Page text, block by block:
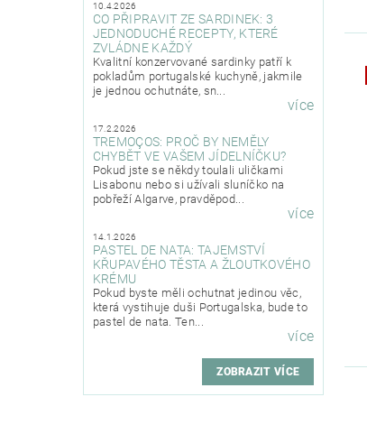
10.4.2026
CO PŘIPRAVIT ZE SARDINEK: 3
JEDNODUCHÉ RECEPTY, KTERÉ
ZVLÁDNE KAŽDÝ
Kvalitní konzervované sardinky patří k
pokladům portugalské kuchyně, jakmile
je jednou ochutnáte, sn...
více
17.2.2026
TREMOÇOS: PROČ BY NEMĚLY
CHYBĚT VE VAŠEM JÍDELNÍČKU?
Pokud jste se někdy toulali uličkami
Lisabonu nebo si užívali sluníčko na
pobřeží Algarve, pravděpod...
více
14.1.2026
PASTEL DE NATA: TAJEMSTVÍ
KŘUPAVÉHO TĚSTA A ŽLOUTKOVÉHO
KRÉMU
Pokud byste měli ochutnat jedinou věc,
která vystihuje duši Portugalska, bude to
pastel de nata. Ten...
více
ZOBRAZIT VÍCE